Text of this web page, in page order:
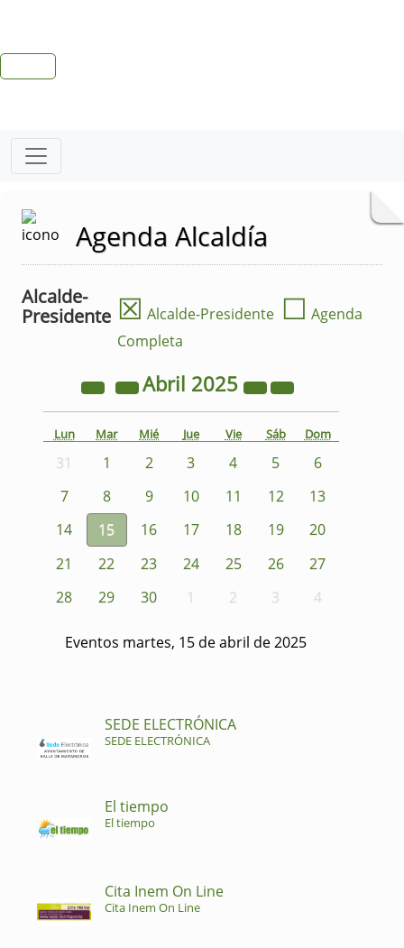
Agenda Alcaldía
Alcalde-
Presidente ☒ Alcalde-Presidente ☐ Agenda
Completa
Abril 2025
Lun Mar Mié Jue Vie Sáb Dom
31 1 2 3 4 5
6
7
8 9 10 11 12
13
14
15 16 17 18 19
20
21
22 23 24 25 26
27
28
29 30 1 2 3 4
Eventos martes, 15 de abril de 2025
SEDE ELECTRÓNICA
SEDE ELECTRÓNICA
El tiempo
El tiempo
Cita Inem On Line
Cita Inem On Line